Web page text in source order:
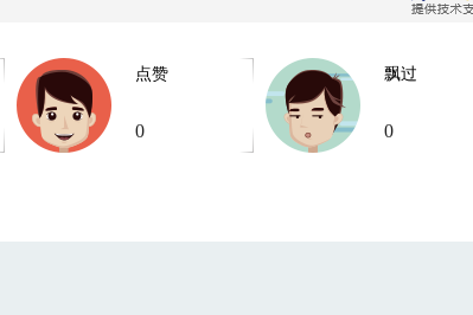
点赞
0
飘过
0